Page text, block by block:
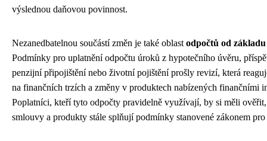
výslednou daňovou povinnost.
Nezanedbatelnou součástí změn je také oblast odpočtů od
Podmínky pro uplatnění odpočtu úroků z hypotečního úvěru,
penzijní připojištění nebo životní pojištění prošly revizí, která
na finančních trzích a změny v produktech nabízených finančními
Poplatníci, kteří tyto odpočty pravidelně využívají, by si měli
smlouvy a produkty stále splňují podmínky stanovené zákonem